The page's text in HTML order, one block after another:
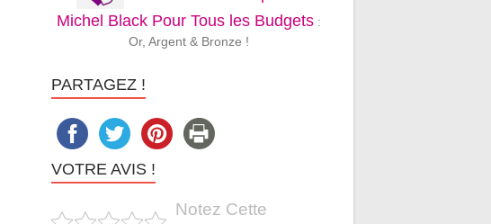
Michel Black Pour Tous les Budgets :
Or, Argent & Bronze !
PARTAGEZ !
VOTRE AVIS !
Notez Cette